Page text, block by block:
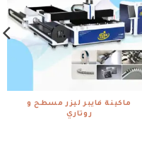
ماكينة فايبر ليزر مسطح و
روتاري